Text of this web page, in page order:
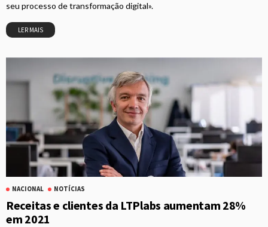
seu processo de transformação digital».
LER MAIS
NACIONAL NOTÍCIAS
Receitas e clientes da LTPlabs aumentam 28%
em 2021